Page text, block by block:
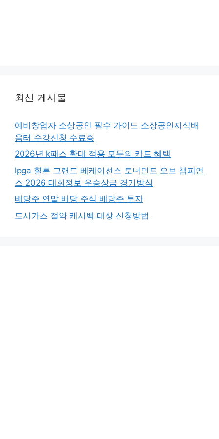
최신 게시물
예비창업자 소상공인 필수 가이드 소상공인지식배
움터 수강신청 수료증
2026년 k패스 확대 적용 모두의 카드 혜택
lpga 힐튼 그랜드 베케이션스 토너먼트 오브 챔피언
스 2026 대회정보 우승상금 경기방식
배당주 연말 배당 주식 배당주 투자
도시가스 절약 캐시백 대상 신청방법